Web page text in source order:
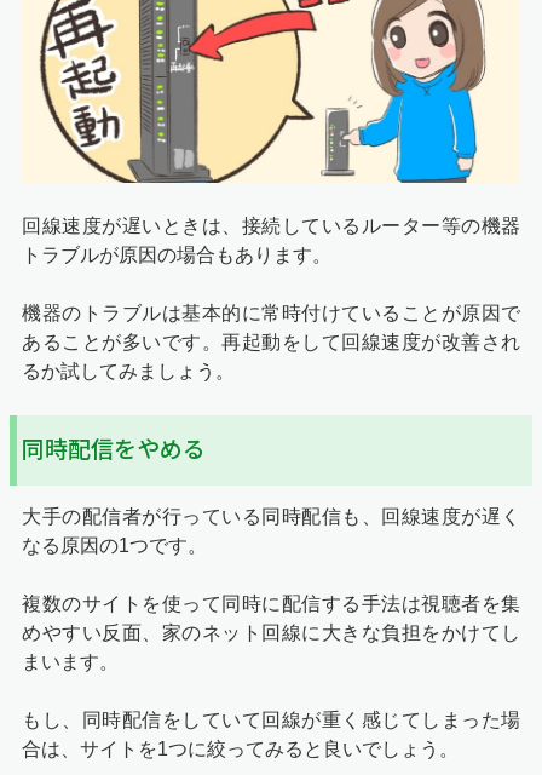
回線速度が遅いときは、接続しているルーター等の機器
トラブルが原因の場合もあります。
機器のトラブルは基本的に常時付けていることが原因で
あることが多いです。再起動をして回線速度が改善され
るか試してみましょう。
同時配信をやめる
大手の配信者が行っている同時配信も、回線速度が遅く
なる原因の1つです。
複数のサイトを使って同時に配信する手法は視聴者を集
めやすい反面、家のネット回線に大きな負担をかけてし
まいます。
もし、同時配信をしていて回線が重く感じてしまった場
合は、サイトを1つに絞ってみると良いでしょう。